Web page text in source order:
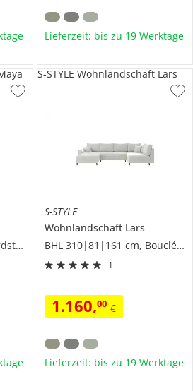
Lieferzeit: bis zu 19 Werktage
BHL 310|81|161 cm, Cordstoff
S-STYLE
Wohnlandschaft Lars
BHL 310|81|161 cm, Boucléstoff
1
1.160,00 €
S-STYLE Wohnlandschaft Lars
Lieferzeit: bis zu 19 Werktage